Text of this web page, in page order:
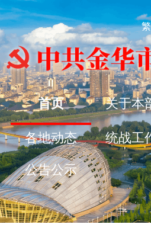
首页 关于本
各地动态 统战工
公告公示